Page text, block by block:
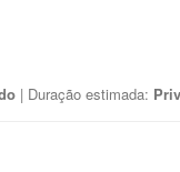
| Duração estimada: